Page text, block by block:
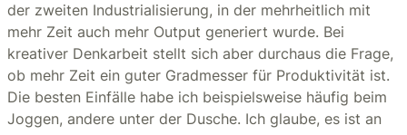
der zweiten Industrialisierung, in der mehrheitlich mit
mehr Zeit auch mehr Output generiert wurde. Bei
kreativer Denkarbeit stellt sich aber durchaus die Frage,
ob mehr Zeit ein guter Gradmesser für Produktivität ist.
Die besten Einfälle habe ich beispielsweise häufig beim
Joggen, andere unter der Dusche. Ich glaube, es ist an